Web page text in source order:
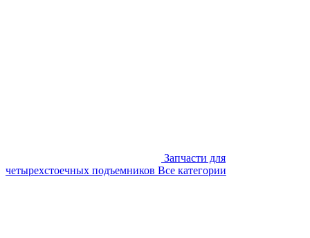
Запчасти для
четырехстоечных подъемников Все категории